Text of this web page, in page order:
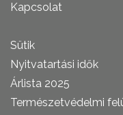
Kapcsolat
Sütik
Nyitvatartási idők
Árlista 2025
Természetvédelmi